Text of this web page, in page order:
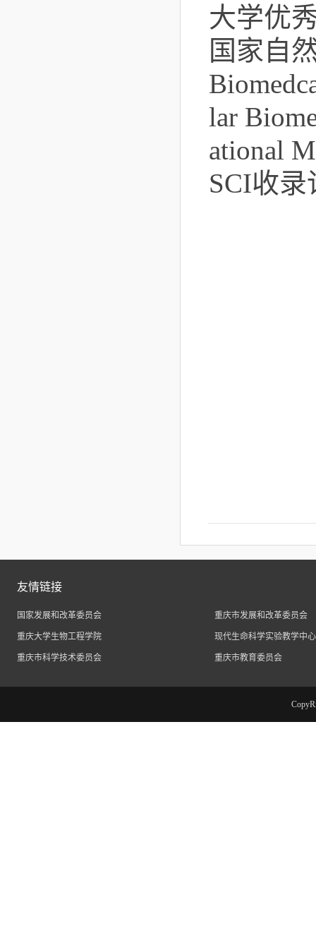
大学优
国家自
lar
ational
SCI收录
友情链接
国家发展和改革委员会 重庆市发展和改革委员会
重庆大学生物工程学院 现代生命科学实验教学中心
重庆市科学技术委员会 重庆市教育委员会